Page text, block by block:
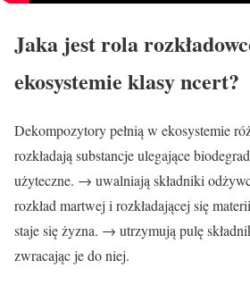
Jaka jest rola
ekosystemie klasy ncert?
Dekompozytory pełnią w ekosystemie
rozkładają substancje ulegające
użyteczne. → uwalniają składniki
rozkład martwej i rozkładającej się
staje się żyzna. → utrzymują pulę
zwracając je do niej.